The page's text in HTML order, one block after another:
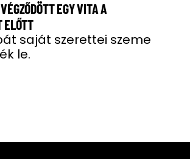
EGY VITA A
ELŐTT
saját szerettei szeme
le.